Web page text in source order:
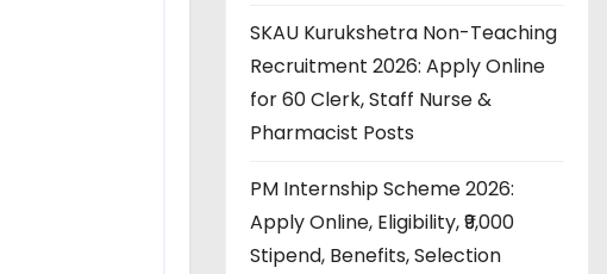
SKAU Kurukshetra Non-Teaching
Recruitment 2026: Apply Online
for 60 Clerk, Staff Nurse &
Pharmacist Posts
PM Internship Scheme 2026:
Apply Online, Eligibility, ₹9,000
Stipend, Benefits, Selection